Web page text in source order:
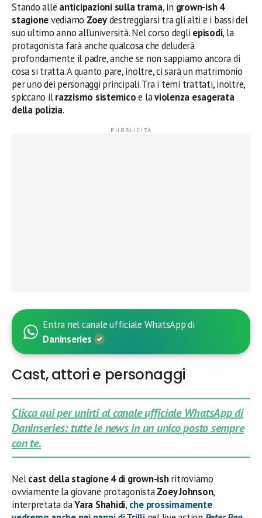
Stando alle anticipazioni sulla trama, in grown-ish 4
stagionevediamo Zoeydestreggiarsi tra gli alti e i bassi del
suo ultimo anno all’università. Nel corso degli episodi, la
protagonista farà anche qualcosa che deluderà
profondamente il padre, anche se non sappiamo ancora di
cosa si tratta. A quanto pare, inoltre, ci sarà un matrimonio
per uno dei personaggi principali. Tra i temi trattati, inoltre,
spiccano ilrazzismo sistemicoe laviolenza esagerata
della polizia.
Entra nel canale ufficiale WhatsApp di
Daninseries
Cast, attori e personaggi
Clicca qui per unirti al canale ufficiale WhatsApp di
Daninseries: tutte le news in un unico posto sempre
con te.
Nelcast della stagione 4 di grown-ishritroviamo
ovviamente la giovane protagonistaZoey Johnson,
interpretata daYara Shahidi, che prossimamente